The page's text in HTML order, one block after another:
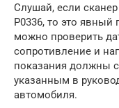
Слушай, если
P0336, то это
можно проверить
сопротивление и
показания должны
указанным в
автомобиля.